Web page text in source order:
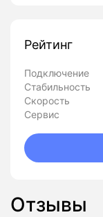
Рейтинг
Подключение
Стабильность
Скорость
Сервис
Отзывы